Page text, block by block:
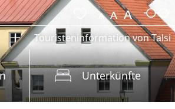
Touristeninformation von Talsi
Unterkünfte